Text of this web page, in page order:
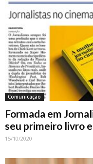
Comunicação
Formada em
seu primeiro livro e
15/10/2020